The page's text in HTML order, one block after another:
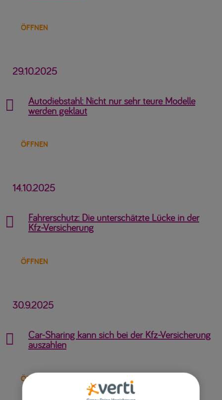
ÖFFNEN
29.10.2025

Autodiebstahl: Nicht nur sehr teure Modelle
werden geklaut
ÖFFNEN
14.10.2025

Fahrerschutz: Die unterschätzte Lücke in der
Kfz-Versicherung
ÖFFNEN
30.9.2025

Car-Sharing kann sich bei der Kfz-Versicherung
auszahlen
ÖFFNEN